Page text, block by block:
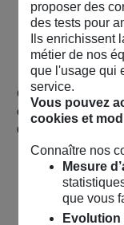
métalliques.
☀️ HAUTE
Chez KI ET LA, la
enfants est hyper
des verres de
Des verres
garantissent
d'âge (0-4
Des verres
proposer des
des tests pour
Ils enrichissent
métier de nos
que l'usage qui
service.
Vous pouvez
cookies et
Connaître nos
Mesure
que vous
Evolution